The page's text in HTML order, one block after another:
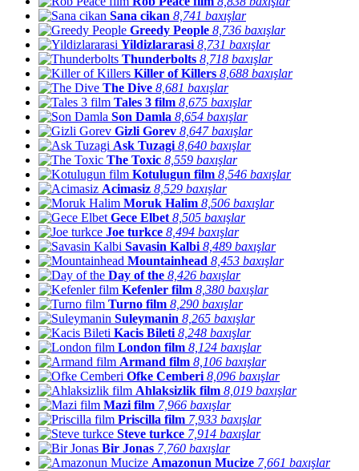
Sana cikan 8,741 baxışlar
Greedy People 8,736 baxışlar
Yildizlararasi 8,731 baxışlar
Thunderbolts 8,718 baxışlar
Killer of Killers 8,688 baxışlar
The Dive 8,681 baxışlar
Tales 3 film 8,675 baxışlar
Son Damla 8,654 baxışlar
Gizli Gorev 8,647 baxışlar
Ask Tuzagi 8,640 baxışlar
The Toxic 8,559 baxışlar
Kotulugun film 8,546 baxışlar
Acimasiz 8,529 baxışlar
Moruk Halim 8,506 baxışlar
Gece Elbet 8,505 baxışlar
Joe turkce 8,494 baxışlar
Savasin Kalbi 8,489 baxışlar
Mountainhead 8,453 baxışlar
Day of the 8,426 baxışlar
Kefenler film 8,380 baxışlar
Turno film 8,290 baxışlar
Suleymanin 8,265 baxışlar
Kacis Bileti 8,248 baxışlar
London film 8,124 baxışlar
Armand film 8,106 baxışlar
Ofke Cemberi 8,096 baxışlar
Ahlaksizlik film 8,019 baxışlar
Mazi film 7,966 baxışlar
Priscilla film 7,933 baxışlar
Steve turkce 7,914 baxışlar
Bir Jonas 7,760 baxışlar
Amazonun Mucize 7,661 baxışlar